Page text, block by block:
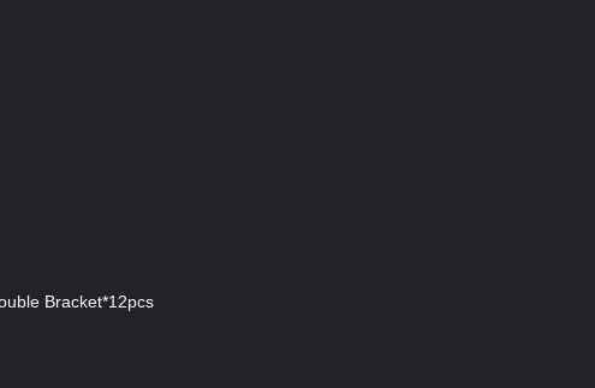
Bracket*12pcs